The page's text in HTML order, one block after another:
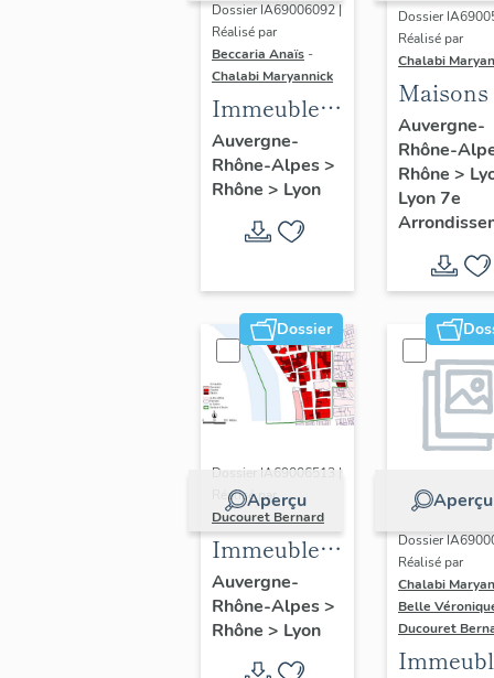
Dossier IA69006092 |
Réalisé par
Beccaria Anaïs -
Chalabi Maryannick
Immeubles
des Années
Trente de la
rive gauche
Auvergne-
Rhône-Alpes>
Rhône > Lyon
Dossier
Réalisé par
Chalabi
Maisons
Auvergne-
Rhône-
Rhône >
Lyon 7e
Dossier
Aperçu
Dossier IA69006513 |
Réalisé par
Ducouret Bernard
Immeubles
du quartier
Saint-Nizier
Auvergne-
Rhône-Alpes>
Rhône > Lyon
Aperçu
Dossier
Réalisé par
Chalabi
Belle
Ducouret